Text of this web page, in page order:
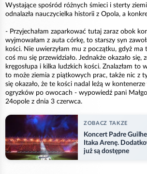
Wystające spośród różnych śmieci i sterty
odnalazła nauczycielka historii z Opola, a
- Przyjechałam zaparkować tutaj zaraz obok
wyjmowałam z auta córkę, to starszy syn
kości. Nie uwierzyłam mu z początku, gdyż
coś mu się przewidziało. Jednakże okazało się,
kręgosłupa i kilka ludzkich kości. Znalazłam to
to może ziemia z piątkowych prac, także nic z
się okazało, że te kości nadal leżą w
ogryzków po owocach - wypowiedź pani
24opole z dnia 3 czerwca.
ZOBACZ TAKZE
Koncert Padre
Itaka Arenę.
już są dostępne